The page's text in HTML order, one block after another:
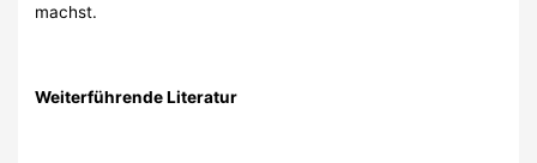
machst.
Weiterführende Literatur